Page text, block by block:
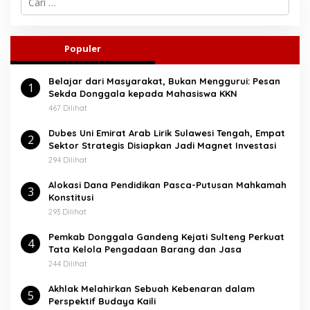
i
n
u
k
Populer
1
Belajar dari Masyarakat, Bukan Menggurui: Pesan
Sekda Donggala kepada Mahasiswa KKN
467 Dilihat
2
Dubes Uni Emirat Arab Lirik Sulawesi Tengah, Empat
Sektor Strategis Disiapkan Jadi Magnet Investasi
294 Dilihat
3
Alokasi Dana Pendidikan Pasca-Putusan Mahkamah
Konstitusi
293 Dilihat
4
Pemkab Donggala Gandeng Kejati Sulteng Perkuat
Tata Kelola Pengadaan Barang dan Jasa
244 Dilihat
5
Akhlak Melahirkan Sebuah Kebenaran dalam
Perspektif Budaya Kaili